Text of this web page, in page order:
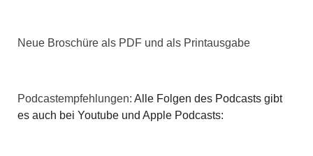
Neue Broschüre als PDF und als Printausgabe
Podcastempfehlungen: Alle Folgen des Podcasts gibt
es auch bei Youtube und Apple Podcasts: